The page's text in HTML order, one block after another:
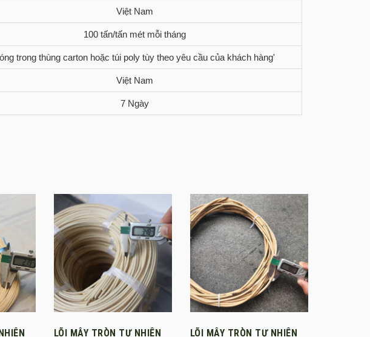
Việt Nam
100 tấn/tấn mét mỗi tháng
trong thùng carton hoặc túi poly tùy theo yêu cầu của khách hàng'
Việt Nam
7 Ngày
LÕI MÂY TRÒN TỰ NHIÊN
LÕI MÂY TRÒN TỰ NHIÊN